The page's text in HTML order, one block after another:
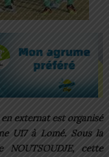
externat est organisé
U17 à Lomé. Sous la
cette